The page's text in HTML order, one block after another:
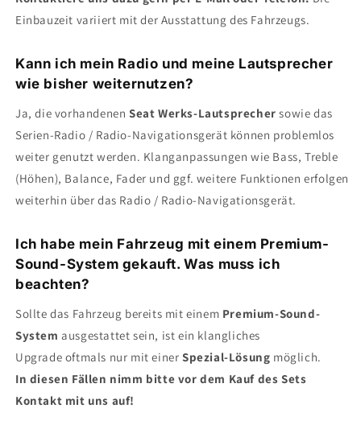
Einbauzeit variiert mit der Ausstattung des Fahrzeugs.
Kann ich mein Radio und meine Lautsprecher
wie bisher weiternutzen?
Ja, die vorhandenen Seat Werks-Lautsprecher sowie das
Serien-Radio / Radio-Navigationsgerät können problemlos
weiter genutzt werden. Klanganpassungen wie Bass, Treble
(Höhen), Balance, Fader und ggf. weitere Funktionen erfolgen
weiterhin über das Radio / Radio-Navigationsgerät.
Ich habe mein Fahrzeug mit einem Premium-
Sound-System gekauft. Was muss ich
beachten?
Sollte das Fahrzeug bereits mit einem Premium-Sound-
System ausgestattet sein, ist ein klangliches
Upgrade oftmals nur mit einerSpezial-Lösung möglich.
In diesen Fällen nimm bitte vor dem Kauf des Sets
Kontakt mit uns auf!